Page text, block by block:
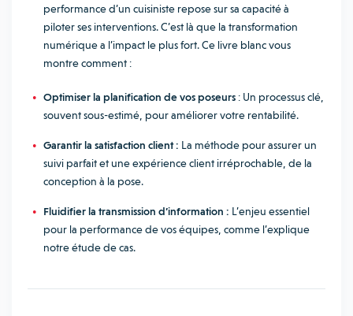
performance d’un cuisiniste repose sur sa capacité à
piloter ses interventions. C’est là que la transformation
numérique a l’impact le plus fort. Ce livre blanc vous
montre comment :
Optimiser la planification de vos poseurs : Un processus clé,
souvent sous-estimé, pour améliorer votre rentabilité.
Garantir la satisfaction client : La méthode pour assurer un
suivi parfait et une expérience client irréprochable, de la
conception à la pose.
Fluidifier la transmission d’information : L’enjeu essentiel
pour la performance de vos équipes, comme l’explique
notre étude de cas.